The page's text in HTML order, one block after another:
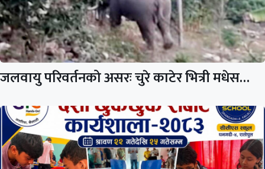
जलवायु परिवर्तनको असरः चुरे काटेर भित्री मधेस…